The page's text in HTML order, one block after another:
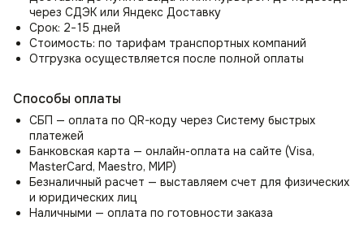
Стул Лео отличается продуманными деталями:
Аккуратные швы и трехсекционная спинка добавляют
визуальную глубину.
Закругленные подлокотники и конические ножки
комбинировать кресло с разными стилями интерьера.
Идеально для тех, кто ценит:
🔹 Комфорт — удобная посадка для работы и отдыха.
🔹 Качество — долговечные материалы и надежная
конструкция.
🔹 Стиль — современный дизайн, который украсит любое
через СДЭК или Яндекс Доставку
Срок: 2−15 дней
Стоимость: по тарифам транспортных компаний
Отгрузка осуществляется после полной оплаты
Способы оплаты
СБП — оплата по QR-коду через Систему быстрых
платежей
Банковская карта — онлайн-оплата на сайте (Visa,
MasterCard, Maestro, МИР)
Безналичный расчет — выставляем счет для физических
и юридических лиц
Наличными — оплата по готовности заказа